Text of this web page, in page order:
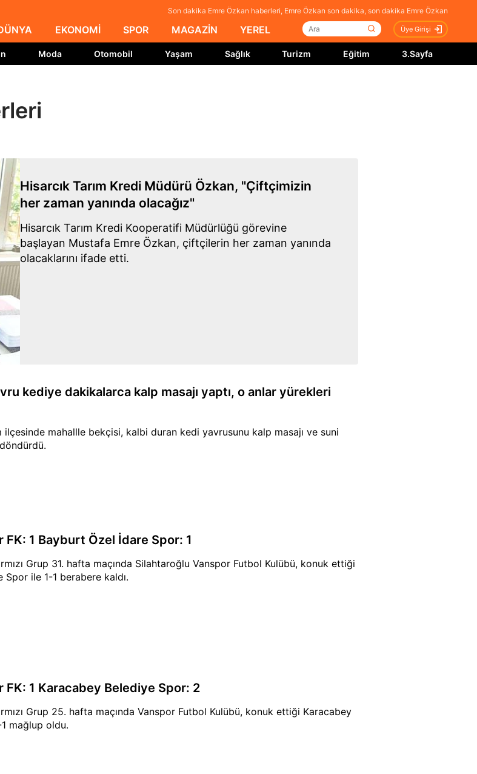
Son dakika Emre Özkan haberleri, Emre Özkan son dakika, son dakika Emre Özkan
EKONOMİ SPOR MAGAZİN YEREL Üye Girişi
Moda Otomobil Yaşam Sağlık Turizm Eğitim 3.Sayfa
Hisarcık Tarım Kredi Müdürü Özkan, "Çiftçimizin
her zaman yanında olacağız"
Hisarcık Tarım Kredi Kooperatifi Müdürlüğü görevine
başlayan Mustafa Emre Özkan, çiftçilerin her zaman yanında
olacaklarını ifade etti.
kediye dakikalarca kalp masajı yaptı, o anlar yürekleri
ilçesinde mahallle bekçisi, kalbi duran kedi yavrusunu kalp masajı ve suni
FK: 1 Bayburt Özel İdare Spor: 1
Grup 31. hafta maçında Silahtaroğlu Vanspor Futbol Kulübü, konuk ettiği
Spor ile 1-1 berabere kaldı.
FK: 1 Karacabey Belediye Spor: 2
Grup 25. hafta maçında Vanspor Futbol Kulübü, konuk ettiği Karacabey
mağlup oldu.